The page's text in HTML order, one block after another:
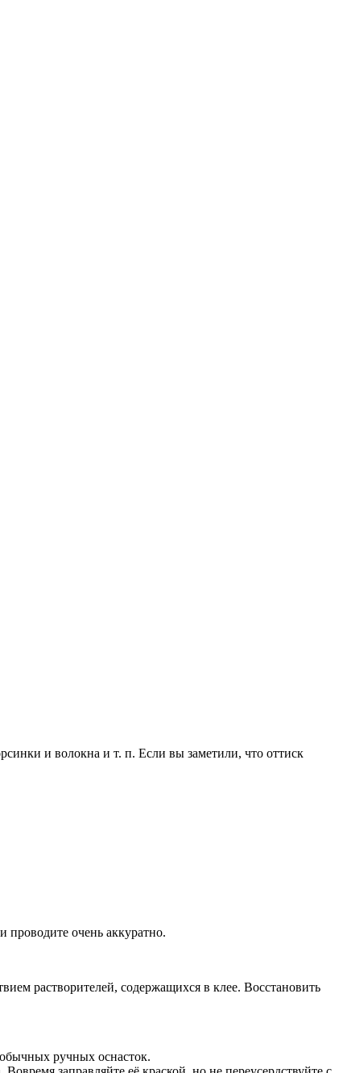
и волокна и т. п. Если вы заметили, что оттиск
проводите очень аккуратно.
растворителей, содержащихся в клее. Восстановить
ручных оснасток.